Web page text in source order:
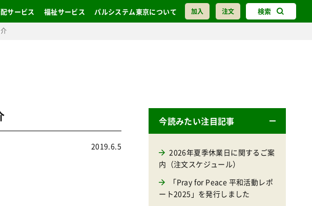
加入 注文 検索
サービス 福祉サービス パルシステム東京について
2019.6.5
今読みたい注目記事
2026年夏季休業日に関するご案
内（注文スケジュール）
「Pray for Peace 平和活動レポ
ート2025」を発行しました